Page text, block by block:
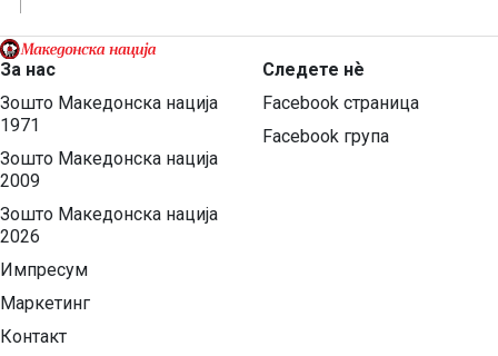
За нас
Зошто Македонска нација
1971
Зошто Македонска нација
2009
Зошто Македонска нација
2026
Импресум
Маркетинг
Контакт
Следете нѐ
Facebook страница
Facebook група